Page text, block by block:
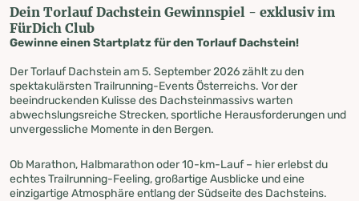
FürDich Club
Torlauf Dachstein
Gewinnspiel
Dein Torlauf Dachstein Gewinnspiel - exklusiv im
FürDich Club
Gewinne einen Startplatz für den Torlauf Dachstein!
Der Torlauf Dachstein am 5. September 2026 zählt zu den
spektakulärsten Trailrunning-Events Österreichs. Vor der
beeindruckenden Kulisse des Dachsteinmassivs warten
abwechslungsreiche Strecken, sportliche Herausforderungen und
unvergessliche Momente in den Bergen.
Ob Marathon, Halbmarathon oder 10-km-Lauf – hier erlebst du
echtes Trailrunning-Feeling, großartige Ausblicke und eine
einzigartige Atmosphäre entlang der Südseite des Dachsteins.